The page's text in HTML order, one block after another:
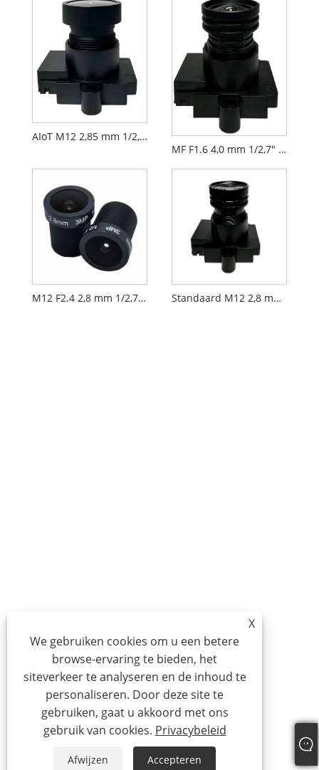
AIoT M12 2,85 mm 1/2,9" F2.3 FPV-cameralens PL071
MF F1.6 4,0 mm 1/2,7" M12 FPV Drone-cameralens PL066
M12 F2.4 2,8 mm 1/2,7" beveiligingscamera AIoT-lens Standaard M12 2,8 mm 1/2,7" CCTV AIoT-lens PL060
X
We gebruiken cookies om u een betere
browse-ervaring te bieden, het
siteverkeer te analyseren en de inhoud te
personaliseren. Door deze site te
gebruiken, gaat u akkoord met ons
gebruik van cookies. Privacybeleid
Afwijzen Accepteren